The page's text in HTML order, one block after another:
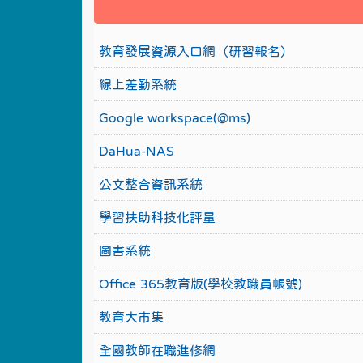
教育發展資源入口網（研習報名）
線上差勤系統
Google workspace(@ms)
DaHua-NAS
公文整合資訊系統
學習扶助科技化評量
圖書系統
Office 365教育版(學校教職員帳號)
教育大市集
全國教師在職進修網